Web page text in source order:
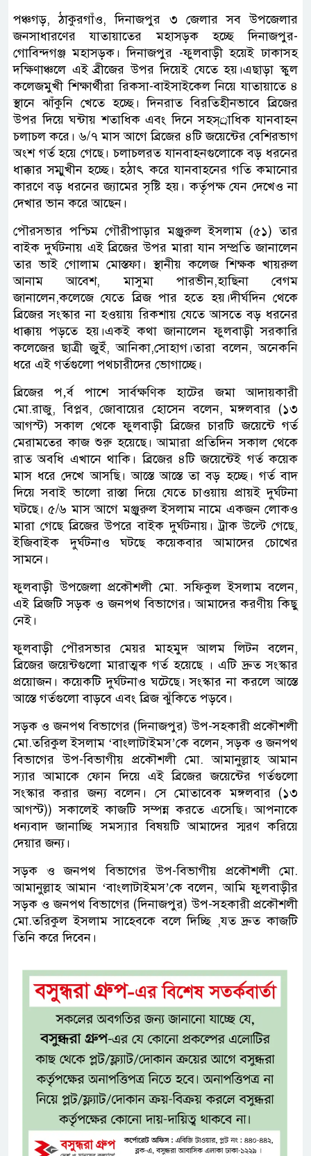
পঞ্চগড়, ঠাকুরগাঁও, দিনাজপুর ৩ জেলার সব উপজেলার
জনসাধারণের যাতায়াতের মহাসড়ক হচ্ছে দিনাজপুর-
গোবিন্দগঞ্জ মহাসড়ক। দিনাজপুর -ফুলবাড়ী হয়েই ঢাকাসহ
দক্ষিণাঞ্চলে এই ব্রীজের উপর দিয়েই যেতে হয়।এছাড়া স্কুল
কলেজমুখী শিক্ষার্থীরা রিকসা-বাইসাইকেল নিয়ে যাতায়াতে ৪
স্থানে ঝাঁকুনি খেতে হচ্ছে। দিনরাত বিরতিহীনভাবে ব্রিজের
উপর দিয়ে ঘন্টায় শতাধিক এবং দিনে সহস্্রাধিক যানবাহন
চলাচল করে। ৬/৭ মাস আগে ব্রিজের ৪টি জয়েন্টের বেশিরভাগ
অংশ গর্ত হয়ে গেছে। চলাচলরত যানবাহনগুলোকে বড় ধরনের
ধাক্কার সম্মুখীন হচ্ছে। হঠাৎ করে যানবাহনের গতি কমানোর
কারণে বড় ধরনের জ্যামের সৃষ্টি হয়। কর্তৃপক্ষ যেন দেখেও না
দেখার ভান করে আছেন।
পৌরসভার পশ্চিম গৌরীপাড়ার মঞ্জুরুল ইসলাম (৫১) তার
বাইক দুর্ঘটনায় এই ব্রিজের উপর মারা যান সম্প্রতি জানালেন
তার ভাই গোলাম মোস্তফা। স্থানীয় কলেজ শিক্ষক খায়রুল
আনাম আবেশ, মাসুমা পারভীন,হাছিনা বেগম
জানালেন,কলেজে যেতে ব্রিজ পার হতে হয়।দীর্ঘদিন থেকে
ব্রিজের সংস্কার না হওয়ায় রিকশায় যেতে আসতে বড় ধরনের
ধাক্কায় পড়তে হয়।একই কথা জানালেন ফুলবাড়ী সরকারি
কলেজের ছাত্রী জুইঁ, আনিকা,সোহাগ।তারা বলেন, অনেকনি
ধরে এই গর্তগুলো পথচারীদের ভোগাচ্ছে।
ব্রিজের প‚র্ব পাশে সার্বক্ষণিক হাটের জমা আদায়কারী
মো.রাজু, বিপ্লব, জোবায়ের হোসেন বলেন, মঙ্গলবার (১৩
আগস্ট) সকাল থেকে ফুলবাড়ী ব্রিজের চারটি জয়েন্টে গর্ত
মেরামতের কাজ শুরু হয়েছে। আমারা প্রতিদিন সকাল থেকে
রাত অবধি এখানে থাকি। ব্রিজের ৪টি জয়েন্টেই গর্ত কয়েক
মাস ধরে দেখে আসছি। আস্তে আস্তে তা বড় হচ্ছে। গর্ত বাদ
দিয়ে সবাই ভালো রাস্তা দিয়ে যেতে চাওয়ায় প্রায়ই দুর্ঘটনা
ঘটছে। ৫/৬ মাস আগে মঞ্জুরুল ইসলাম নামে একজন লোকও
মারা গেছে ব্রিজের উপরে বাইক দুর্ঘটনায়। ট্রাক উল্টে গেছে,
ইজিবাইক দুর্ঘটনাও ঘটছে কয়েকবার আমাদের চোখের
সামনে।
ফুলবাড়ী উপজেলা প্রকৌশলী মো. সফিকুল ইসলাম বলেন,
এই ব্রিজটি সড়ক ও জনপথ বিভাগের। আমাদের করণীয় কিছু
নেই।
ফুলবাড়ী পৌরসভার মেয়র মাহমুদ আলম লিটন বলেন,
ব্রিজের জয়েন্টগুলো মারাত্মক গর্ত হয়েছে । এটি দ্রুত সংস্কার
প্রয়োজন। কয়েকটি দুর্ঘটনাও ঘটেছে। সংস্কার না করলে আস্তে
আস্তে গর্তগুলো বাড়বে এবং ব্রিজ ঝুঁকিতে পড়বে।
সড়ক ও জনপথ বিভাগের (দিনাজপুর) উপ-সহকারী প্রকৌশলী
মো.তরিকুল ইসলাম ‘বাংলাটাইমস’কে বলেন, সড়ক ও জনপথ
বিভাগের উপ-বিভাগীয় প্রকৌশলী মো. আমানুল্লাহ আমান
স্যার আমাকে ফোন দিয়ে এই ব্রিজের জয়েন্টের গর্তগুলো
সংস্কার করার জন্য বলেন। সে মোতাবেক মঙ্গলবার (১৩
আগস্ট)) সকালেই কাজটি সম্পন্ন করতে এসেছি। আপনাকে
ধন্যবাদ জানাচ্ছি সমস্যার বিষয়টি আমাদের স্মরণ করিয়ে
দেয়ার জন্য।
সড়ক ও জনপথ বিভাগের উপ-বিভাগীয় প্রকৌশলী মো.
আমানুল্লাহ আমান ‘বাংলাটাইমস’কে বলেন, আমি ফুলবাড়ীর
সড়ক ও জনপথ বিভাগের (দিনাজপুর) উপ-সহকারী প্রকৌশলী
মো.তরিকুল ইসলাম সাহেবকে বলে দিচ্ছি ,যত দ্রুত কাজটি
তিনি করে দিবেন।